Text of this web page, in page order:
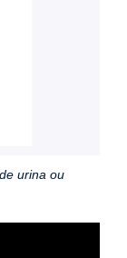
urina ou